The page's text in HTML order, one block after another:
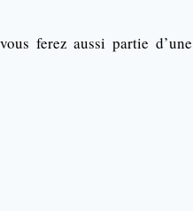
ferez aussi partie d’une